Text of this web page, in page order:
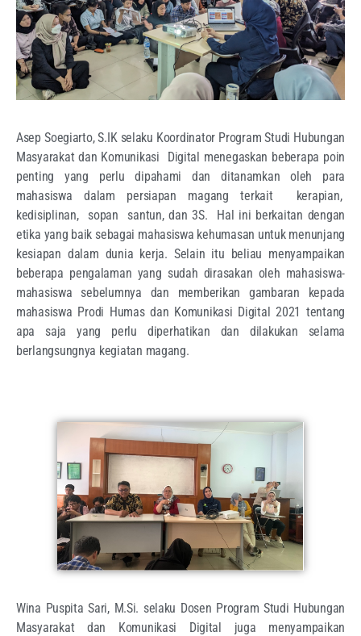
Asep Soegiarto, S.IK selaku Koordinator Program Studi Hubungan
Masyarakat dan Komunikasi Digital menegaskan beberapa poin
penting yang perlu dipahami dan ditanamkan oleh para
mahasiswa dalam persiapan magang terkait kerapian,
kedisiplinan, sopan santun, dan 3S. Hal ini berkaitan dengan
etika yang baik sebagai mahasiswa kehumasan untuk menunjang
kesiapan dalam dunia kerja. Selain itu beliau menyampaikan
beberapa pengalaman yang sudah dirasakan oleh mahasiswa-
mahasiswa sebelumnya dan memberikan gambaran kepada
mahasiswa Prodi Humas dan Komunikasi Digital 2021 tentang
apa saja yang perlu diperhatikan dan dilakukan selama
berlangsungnya kegiatan magang.
Wina Puspita Sari, M.Si. selaku Dosen Program Studi Hubungan
Masyarakat dan Komunikasi Digital juga menyampaikan